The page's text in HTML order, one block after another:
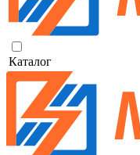
Каталог